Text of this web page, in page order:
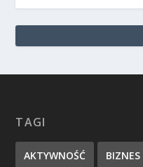
TAGI
AKTYWNOŚĆ BIZNES